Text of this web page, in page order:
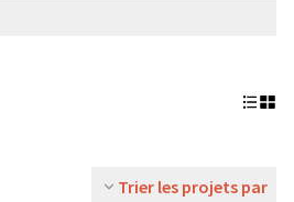
Trier les projets par